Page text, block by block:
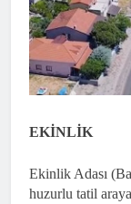
EKİNLİK
Ekinlik Adası
huzurlu tatil